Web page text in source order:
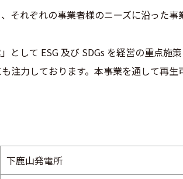
それぞれの事業者様のニーズに沿った
として ESG 及び SDGs を経営の重点
注力しております。本事業を通して再
下鹿山発電所